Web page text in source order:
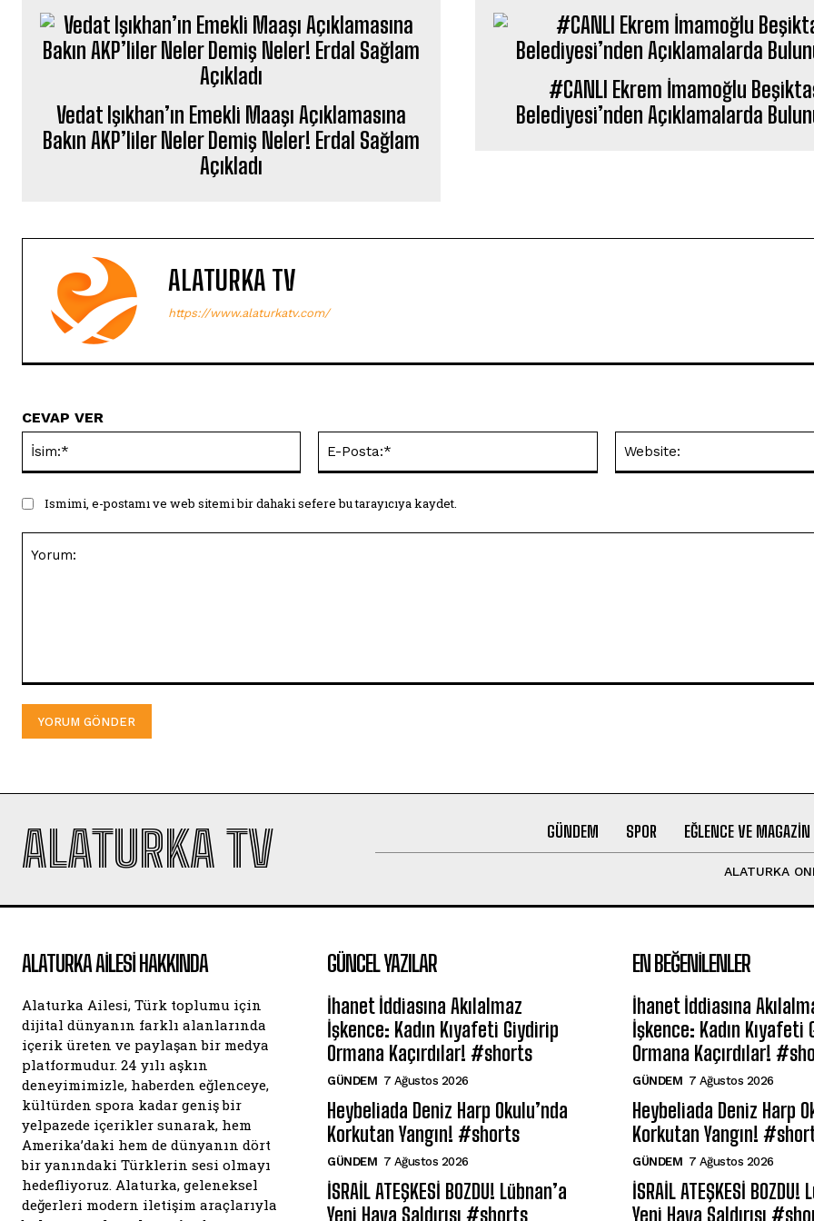
Vedat Işıkhan’ın Emekli Maaşı Açıklamasına
Bakın AKP’liler Neler Demiş Neler! Erdal Sağlam
Açıkladı
#CANLI Ekrem İmamoğlu
Belediyesi’nden Açıklamalarda
ALATURKA TV
https://www.alaturkatv.com/
CEVAP VER
Posta:*
Ismimi, e-postamı ve web sitemi bir dahaki sefere bu tarayıcıya kaydet.
ALATURKA TV GÜNDEM SPOR EĞLENCE VE MAGAZIN
ALATURKA
ALATURKA AILESI HAKKINDA
Alaturka Ailesi, Türk toplumu için
dijital dünyanın farklı alanlarında
içerik üreten ve paylaşan bir medya
platformudur. 24 yılı aşkın
deneyimimizle, haberden eğlenceye,
kültürden spora kadar geniş bir
yelpazede içerikler sunarak, hem
Amerika’daki hem de dünyanın dört
bir yanındaki Türklerin sesi olmayı
hedefliyoruz. Alaturka, geleneksel
değerleri modern iletişim araçlarıyla
GÜNCEL YAZILAR
İhanet İddiasına Akılalmaz
İşkence: Kadın Kıyafeti Giydirip
Ormana Kaçırdılar! #shorts
GÜNDEM 7 Ağustos 2026
Heybeliada Deniz Harp Okulu’nda
Korkutan Yangın! #shorts
GÜNDEM 7 Ağustos 2026
İSRAİL ATEŞKESİ BOZDU! Lübnan’a
Yeni Hava Saldırısı #shorts
EN BEĞENILENLER
İhanet İddiasına
İşkence: Kadın Kıyafeti
Ormana Kaçırdılar!
GÜNDEM 7 Ağustos 2026
Heybeliada Deniz Harp
Korkutan Yangın!
GÜNDEM 7 Ağustos 2026
İSRAİL ATEŞKESİ BOZDU!
Yeni Hava Saldırısı